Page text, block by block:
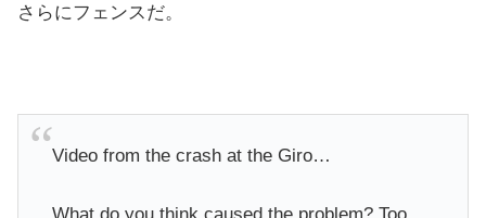
さらにフェンスだ。
Video from the crash at the Giro…